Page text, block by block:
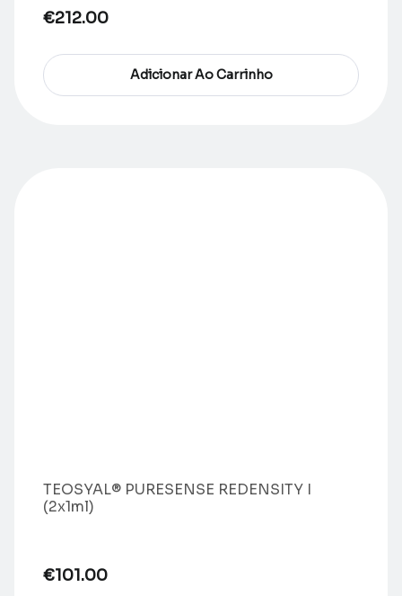
€212.00
Adicionar Ao Carrinho
TEOSYAL® PURESENSE REDENSITY I
(2x1ml)
€101.00